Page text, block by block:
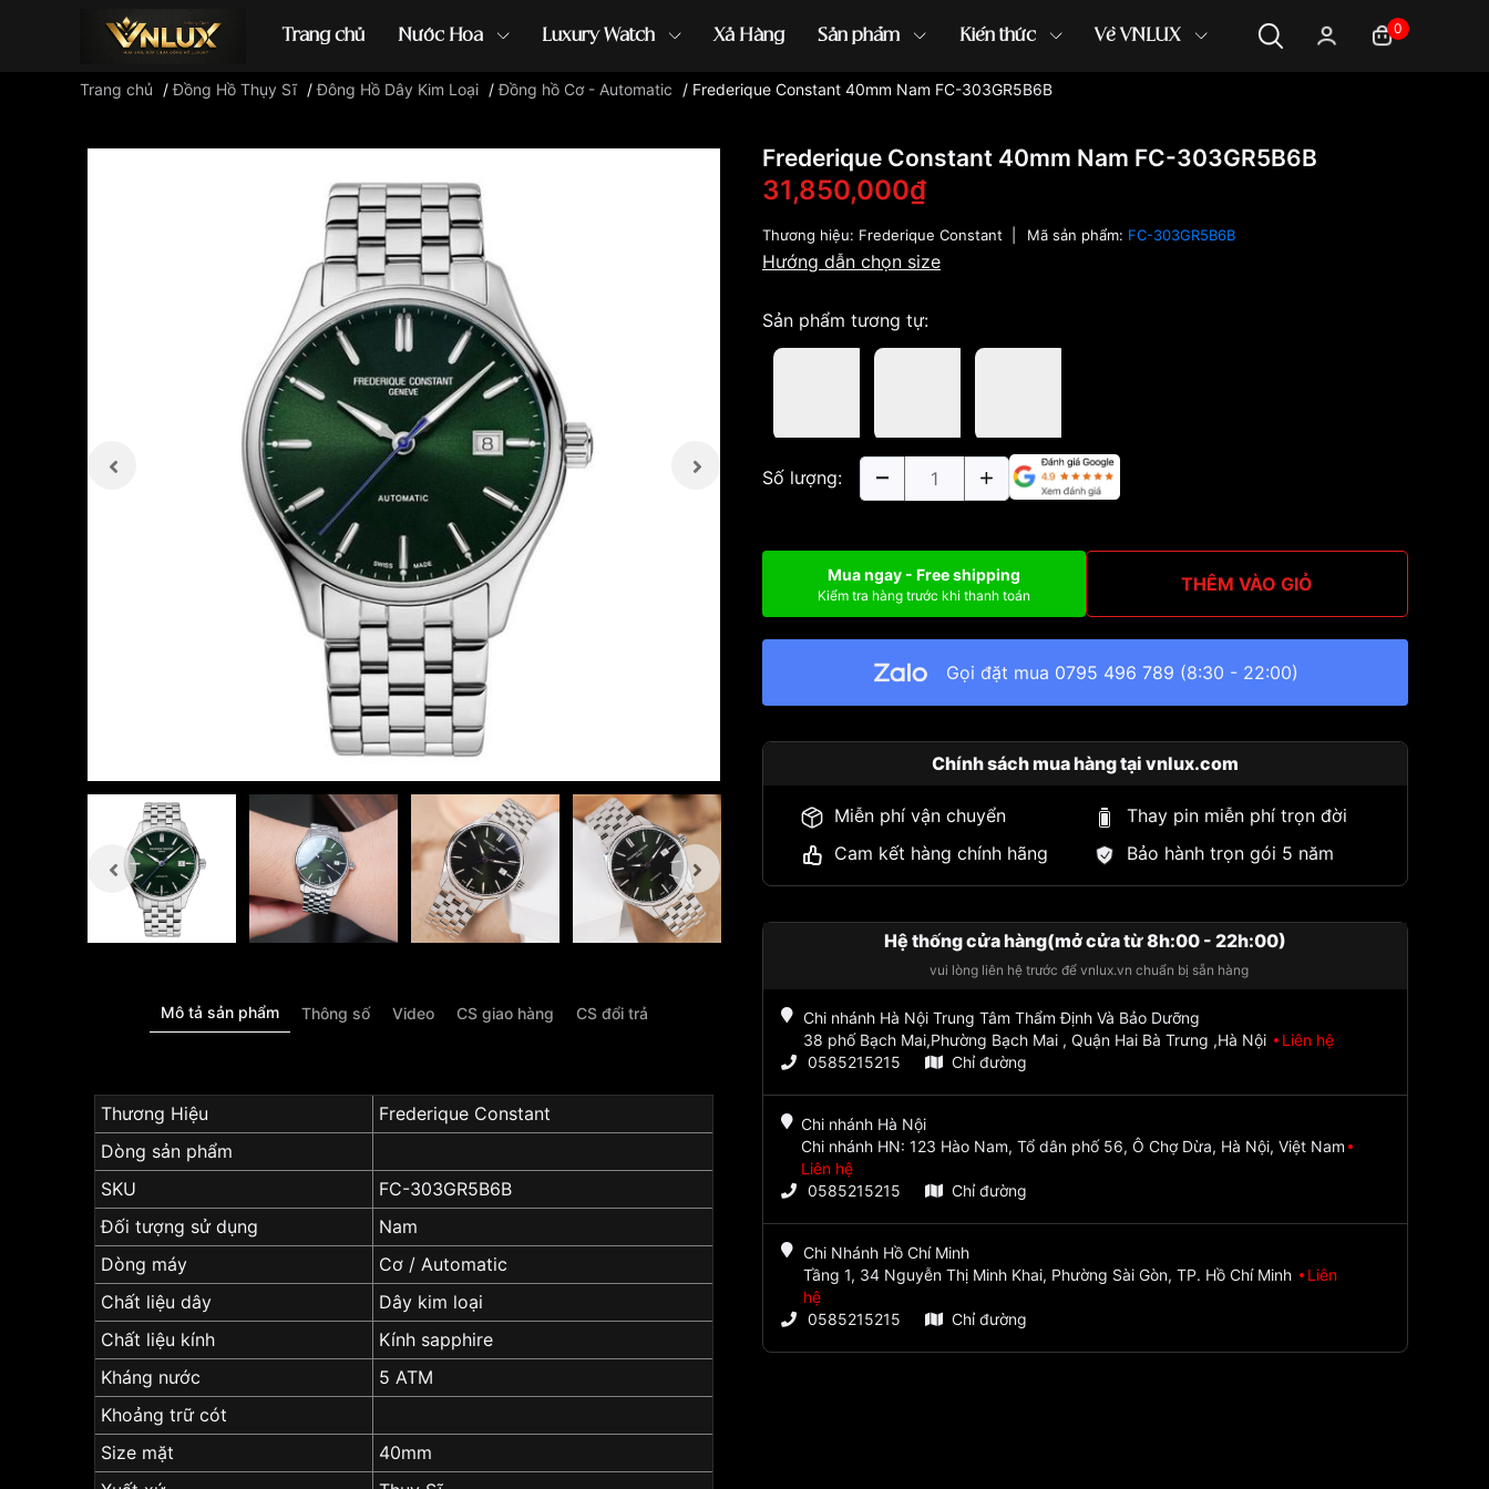
Trang chủ Nước Hoa Luxury Watch Xả Hàng Sản phẩm Kiến thức Về VNLUX 0
Đồng hồ casio đồng hồ G-Shock đồng hồ Orient ...
Trang chủ /Đồng Hồ Thụy Sĩ /Đông Hồ Dây Kim Loại /Đồng hồ Cơ - Automatic / Frederique Constant 40mm Nam FC-303GR5B6B
Mô tả sản phẩm Thông số Video CS giao hàng CS đổi trả
Thương Hiệu
Frederique Constant
Dòng sản phẩm
SKU
FC-303GR5B6B
Đối tượng sử dụng
Nam
Dòng máy
Cơ / Automatic
Chất liệu dây
Dây kim loại
Chất liệu kính
Kính sapphire
Kháng nước
5 ATM
Khoảng trữ cót
Size mặt
40mm
Frederique Constant 40mm Nam FC-303GR5B6B
31,850,000₫
Thương hiệu: Frederique Constant Mã sản phẩm: FC-303GR5B6B
Hướng dẫn chọn size
Sản phẩm tương tự:
Số lượng:
Mua ngay - Free shipping
Kiểm tra hàng trước khi thanh toán THÊM VÀO GIỎ
Gọi đặt mua 0795 496 789 (8:30 - 22:00)
Chính sách mua hàng tại vnlux.com
Miễn phí vận chuyển
Thay pin miễn phí trọn đời
Cam kết hàng chính hãng
Bảo hành trọn gói 5 năm
Hệ thống cửa hàng(mở cửa từ 8h:00 - 22h:00)
vui lòng liên hệ trước để vnlux.vn chuẩn bị sẵn hàng
Chi nhánh Hà Nội Trung Tâm Thẩm Định Và Bảo Dưỡng
38 phố Bạch Mai,Phường Bạch Mai , Quận Hai Bà Trưng ,Hà Nội
Liên hệ
0585215215
Chỉ đường
Chi nhánh Hà Nội
Chi nhánh HN: 123 Hào Nam, Tổ dân phố 56, Ô Chợ Dừa, Hà Nội, Việt Nam
Liên hệ
0585215215
Chỉ đường
Chi Nhánh Hồ Chí Minh
Tầng 1, 34 Nguyễn Thị Minh Khai, Phường Sài Gòn, TP. Hồ Chí Minh
Liên
hệ
0585215215
Chỉ đường